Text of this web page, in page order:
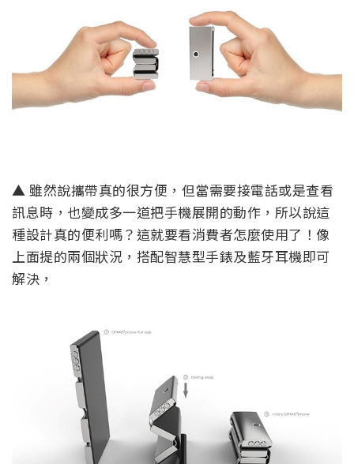
▲ 雖然說攜帶真的很方便，但當需要接電話或是查看
訊息時，也變成多一道把手機展開的動作，所以說這
種設計真的便利嗎？這就要看消費者怎麼使用了！像
上面提的兩個狀況，搭配智慧型手錶及藍牙耳機即可
解決，